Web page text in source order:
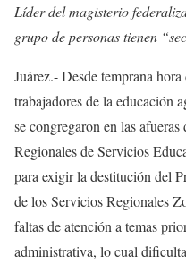
Líder del magisterio
grupo de personas tienen
Juárez.- Desde temprana
trabajadores de la educación
se congregaron en las
Regionales de Servicios
para exigir la destitución del
de los Servicios Regionales
faltas de atención a temas
administrativa, lo cual